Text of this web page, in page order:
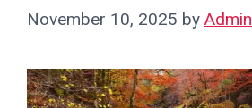
November 10, 2025 by Admin